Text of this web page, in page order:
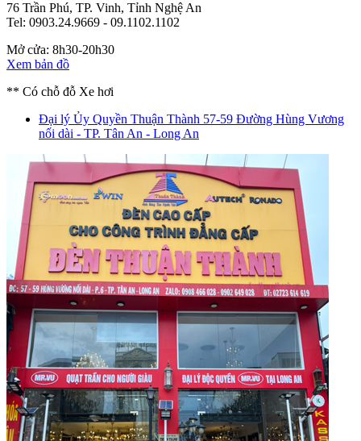
76 Trần Phú, TP. Vinh, Tỉnh Nghệ An
Tel: 0903.24.9669 - 09.1102.1102
Mở cửa: 8h30-20h30
Xem bản đồ
** Có chỗ đỗ Xe hơi
Đại lý Ủy Quyền Thuận Thành 57-59 Đường Hùng Vương
nối dài - TP. Tân An - Long An